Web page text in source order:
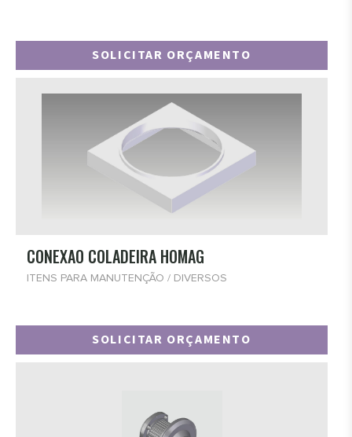
SOLICITAR ORÇAMENTO
CONEXAO COLADEIRA HOMAG
ITENS PARA MANUTENÇÃO / DIVERSOS
SOLICITAR ORÇAMENTO